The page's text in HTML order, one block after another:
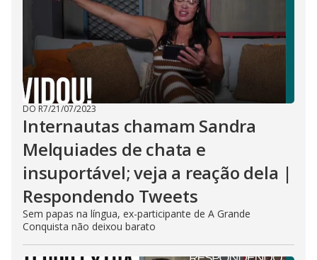
DO R7/21/07/2023
Internautas chamam Sandra
Melquiades de chata e
insuportável; veja a reação dela |
Respondendo Tweets
Sem papas na língua, ex-participante de A Grande
Conquista não deixou barato